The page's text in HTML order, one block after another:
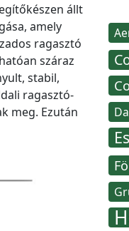
állt
amely
ragasztó
száraz
stabil,
ragasztó-
meg. Ezután